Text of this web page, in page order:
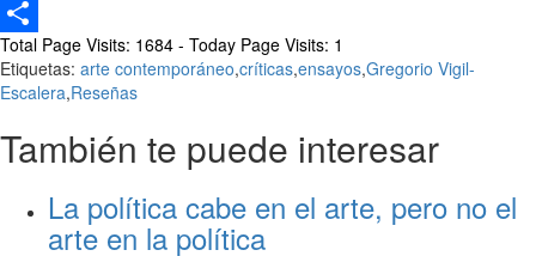
Email
Compartir
Total Page Visits: 1684 - Today Page Visits: 1
Etiquetas: arte contemporáneo,críticas,ensayos,Gregorio Vigil-
Escalera,Reseñas
También te puede interesar
La política cabe en el arte, pero no el
arte en la política